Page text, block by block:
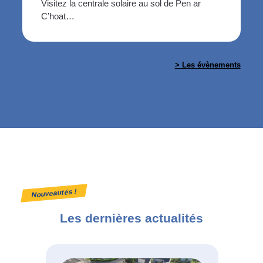
Visitez la centrale solaire au sol de Pen ar
C’hoat…
> Les évènements
Nouveautés !
Les dernières actualités